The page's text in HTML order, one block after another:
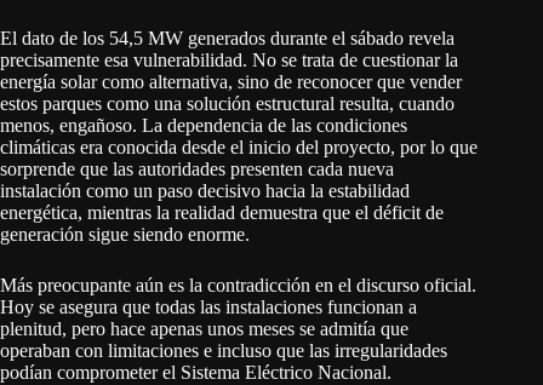
El dato de los 54,5 MW generados durante el sábado revela
precisamente esa vulnerabilidad. No se trata de cuestionar la
energía solar como alternativa, sino de reconocer que vender
estos parques como una solución estructural resulta, cuando
menos, engañoso. La dependencia de las condiciones
climáticas era conocida desde el inicio del proyecto, por lo que
sorprende que las autoridades presenten cada nueva
instalación como un paso decisivo hacia la estabilidad
energética, mientras la realidad demuestra que el déficit de
generación sigue siendo enorme.
Más preocupante aún es la contradicción en el discurso oficial.
Hoy se asegura que todas las instalaciones funcionan a
plenitud, pero hace apenas unos meses se admitía que
operaban con limitaciones e incluso que las irregularidades
podían comprometer el Sistema Eléctrico Nacional.